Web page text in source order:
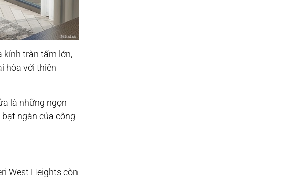
kính tràn tấm lớn,
hòa với thiên
là những ngọn
ngàn của công
West Heights còn